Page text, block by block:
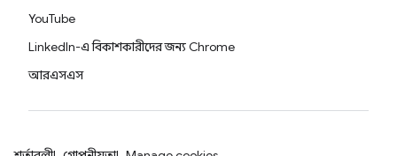
YouTube
LinkedIn-এ বিকাশকারীদের জন্য Chrome
আরএসএস